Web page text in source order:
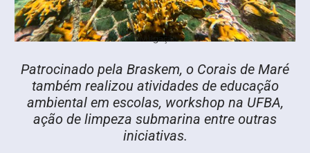
Divulgação
Patrocinado pela Braskem, o Corais de Maré
também realizou atividades de educação
ambiental em escolas, workshop na UFBA,
ação de limpeza submarina entre outras
iniciativas.